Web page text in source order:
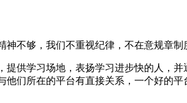
不够，我们不重视纪律，不在意规章制
供学习场地，表扬学习进步快的人，
们所在的平台有直接关系，一个好的